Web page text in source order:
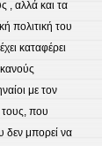
, αλλά και τα
πολιτική του
καταφέρει
με τον
τους, που
δεν μπορεί να